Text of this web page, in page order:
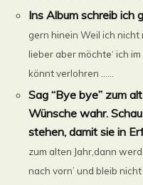
Ins Album schreib ich
gern hinein Weil ich nicht
lieber aber möchte‘ ich
könnt verlohren ......
Sag “Bye bye” zum
Wünsche wahr.
stehen, damit sie in
zum alten Jahr,dann
nach vorn’ und bleib